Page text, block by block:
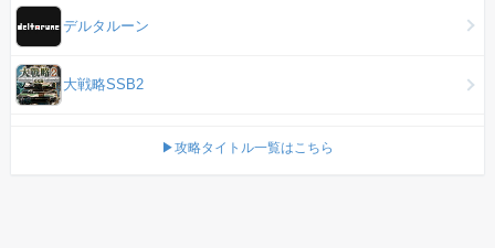
デルタルーン
大戦略SSB2
▶攻略タイトル一覧はこちら